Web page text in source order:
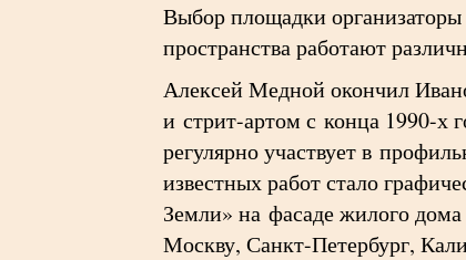
Выбор площадки
пространства работают
Алексей Медной окончил
и стрит-артом с конца 1990-х
регулярно участвует в
известных работ стало
Земли» на фасаде жилого
Москву, Санкт-Петербург,